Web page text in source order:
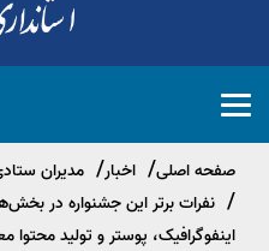
صفحه اصلی اخبار
مدیران
نفرات برتر این جشنواره در
اینفوگرافیک، پوستر و تولید